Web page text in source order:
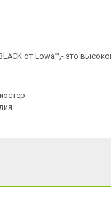
от Lowa™,- это